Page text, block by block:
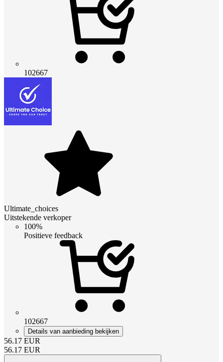
102667
Ultimate_choices
Uitstekende verkoper
100%
Positieve feedback
102667
Details van aanbieding bekijken
56.17 EUR
56.17 EUR